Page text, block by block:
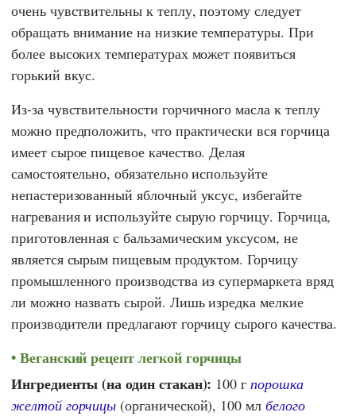
очень чувствительны к теплу, поэтому следует
обращать внимание на низкие температуры. При
более высоких температурах может появиться
горький вкус.
Из-за чувствительности горчичного масла к теплу
можно предположить, что практически вся горчица
имеет сырое пищевое качество. Делая
самостоятельно, обязательно используйте
непастеризованный яблочный уксус, избегайте
нагревания и используйте сырую горчицу. Горчица,
приготовленная с бальзамическим уксусом, не
является сырым пищевым продуктом. Горчицу
промышленного производства из супермаркета вряд
ли можно назвать сырой. Лишь изредка мелкие
производители предлагают горчицу сырого качества.
Веганский рецепт легкой горчицы
Ингредиенты (на один стакан): 100 г порошка
желтой горчицы (органической), 100 мл белого